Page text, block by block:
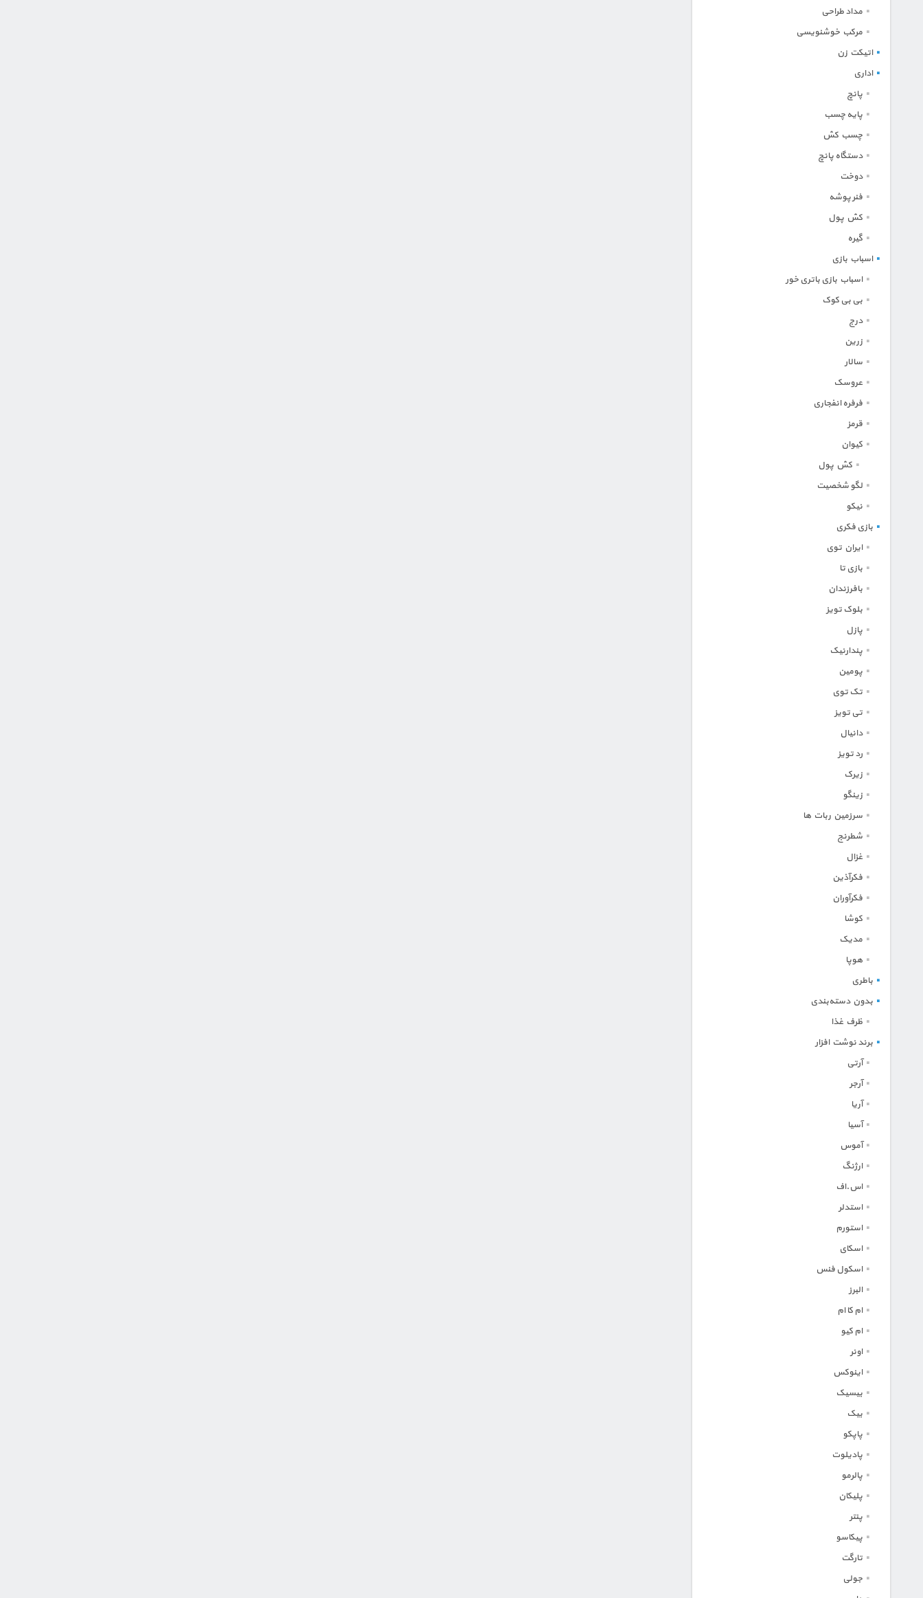
مداد طراحی
مرکب خوشنویسی
اتیکت زن
اداری
پانچ
پایه چسب
چسب کش
دستگاه پانچ
دوخت
فنر پوشه
کش پول
گیره
اسباب بازی
اسباب بازی باتری خور
بی بی کوک
درج
زرین
سالار
عروسک
فرفره انفجاری
قرمز
کیوان
کش پول
لگو شخصیت
نیکو
بازی فکری
ایران توی
بازی تا
بافرزندان
بلوک تویز
پازل
پندارنیک
پومین
تک توی
تی تویز
دانیال
رد تویز
زیرک
زینگو
سرزمین ربات ها
شطرنج
غزال
فکرآذین
فکرآوران
کوشا
مدیک
هوپا
باطری
بدون دسته‌بندی
ظرف غذا
برند نوشت افزار
آرتی
آرجر
آریا
آسیا
آموس
ارژنگ
اس.اف
استدلر
استورم
اسکای
اسکول فنس
البرز
ام کا ام
ام کیو
اونر
اینوکس
بیسیک
بیک
پاپکو
پادیلوت
پالرمو
پلیکان
پنتر
پیکاسو
تارگت
جولی